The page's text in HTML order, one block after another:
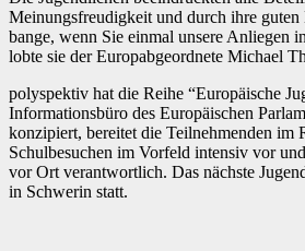
Meinungsfreudigkeit und durch ihre
bange, wenn Sie einmal unsere Anliegen
lobte sie der Europabgeordnete Michael
polyspektiv hat die Reihe “Europäische
Informationsbüro des Europäischen
konzipiert, bereitet die Teilnehmenden im
Schulbesuchen im Vorfeld intensiv vor
vor Ort verantwortlich. Das nächste
in Schwerin statt.